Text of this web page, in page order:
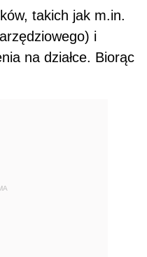
takich jak m.in.
i
na działce. Biorąc